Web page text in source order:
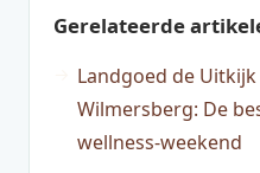
Gerelateerde
Landgoed de
Wilmersberg: De
wellness-weekend